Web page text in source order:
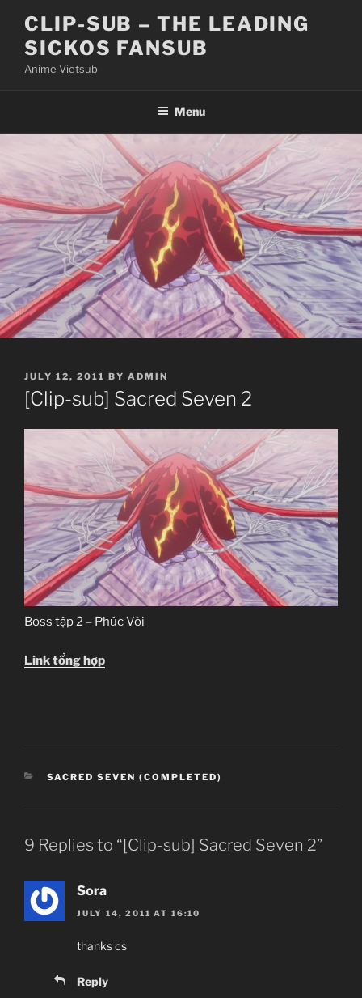
content
CLIP-SUB – THE LEADING
SICKOS FANSUB
Anime Vietsub
Menu
POSTED
ON
JULY 12, 2011 BY ADMIN
[Clip-sub] Sacred Seven 2
Boss tập 2 – Phúc Vòi
Link tổng hợp
CATEGORIES
SACRED SEVEN (COMPLETED)
9 Replies to “[Clip-sub] Sacred Seven 2”
Sora
JULY 14, 2011 AT 16:10
thanks cs
Reply